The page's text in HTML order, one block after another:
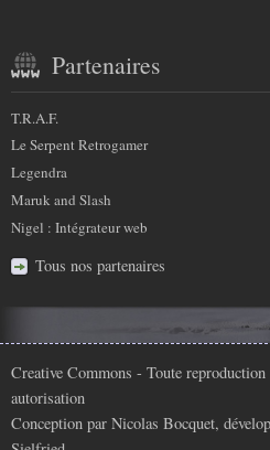
Partenaires
T.R.A.F.
Le Serpent Retrogamer
Legendra
Maruk and Slash
Nigel : Intégrateur web
Tous nos partenaires
Infos
légales
Creative Commons - Toute reproduction
autorisation
Conception par Nicolas Bocquet,